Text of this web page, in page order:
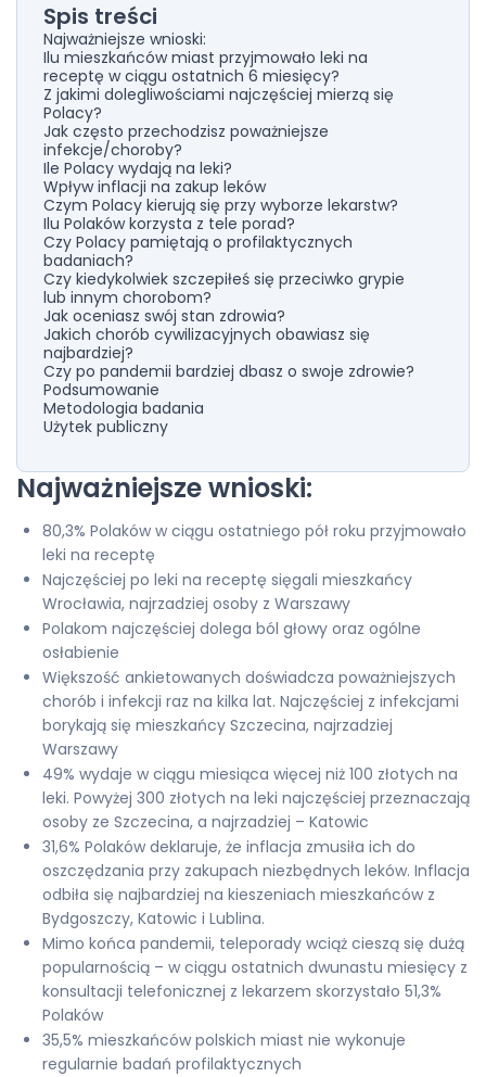
Spis treści
Najważniejsze wnioski:
Ilu mieszkańców miast przyjmowało leki na
receptę w ciągu ostatnich 6 miesięcy?
Z jakimi dolegliwościami najczęściej mierzą się
Polacy?
Jak często przechodzisz poważniejsze
infekcje/choroby?
Ile Polacy wydają na leki?
Wpływ inflacji na zakup leków
Czym Polacy kierują się przy wyborze lekarstw?
Ilu Polaków korzysta z tele porad?
Czy Polacy pamiętają o profilaktycznych
badaniach?
Czy kiedykolwiek szczepiłeś się przeciwko grypie
lub innym chorobom?
Jak oceniasz swój stan zdrowia?
Jakich chorób cywilizacyjnych obawiasz się
najbardziej?
Czy po pandemii bardziej dbasz o swoje zdrowie?
Podsumowanie
Metodologia badania
Użytek publiczny
Najważniejsze wnioski:
80,3% Polaków w ciągu ostatniego pół roku przyjmowało
leki na receptę
Najczęściej po leki na receptę sięgali mieszkańcy
Wrocławia, najrzadziej osoby z Warszawy
Polakom najczęściej dolega ból głowy oraz ogólne
osłabienie
Większość ankietowanych doświadcza poważniejszych
chorób i infekcji raz na kilka lat. Najczęściej z infekcjami
borykają się mieszkańcy Szczecina, najrzadziej
Warszawy
49% wydaje w ciągu miesiąca więcej niż 100 złotych na
leki. Powyżej 300 złotych na leki najczęściej przeznaczają
osoby ze Szczecina, a najrzadziej – Katowic
31,6% Polaków deklaruje, że inflacja zmusiła ich do
oszczędzania przy zakupach niezbędnych leków. Inflacja
odbiła się najbardziej na kieszeniach mieszkańców z
Bydgoszczy, Katowic i Lublina.
Mimo końca pandemii, teleporady wciąż cieszą się dużą
popularnością – w ciągu ostatnich dwunastu miesięcy z
konsultacji telefonicznej z lekarzem skorzystało 51,3%
Polaków
35,5% mieszkańców polskich miast nie wykonuje
regularnie badań profilaktycznych